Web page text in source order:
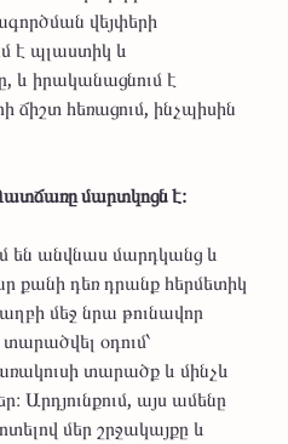
վեյփերի
է պլաստիկ և
և իրականացնում է
հեռացում, ինչպիսին
մարտկոցն է։
են անվնաս մարդկանց և
քանի դեռ դրանք հերմետիկ
մեջ նրա թունավոր
օդում՝
տարածք և մինչև
Արդյունքում, այս ամենը
մեր շրջակայքը և